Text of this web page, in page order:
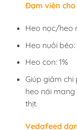
Đạm viên cho
Heo nọc/heo
Heo nuôi béo:
Heo con: 1%
Giúp giảm chi
heo nái
thịt.
Vedafeed